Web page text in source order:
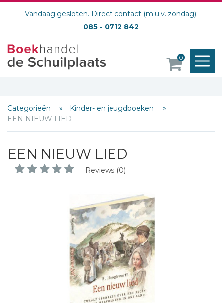
Vandaag gesloten. Direct contact (m.u.v. zondag):
085 - 0712 842
0
Categorieën
Kinder- en jeugdboeken
EEN NIEUW LIED
EEN NIEUW LIED
Reviews (0)
Schrijf hieronder je review!